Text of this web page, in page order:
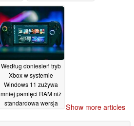
20/06/2026
Według doniesień tryb
Xbox w systemie
Windows 11 zużywa
mniej pamięci RAM niż
standardowa wersja
Show more articles